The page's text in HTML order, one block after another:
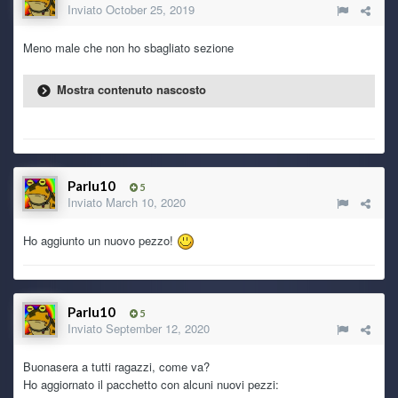
kaine
Ryoku
Che tu sia benedetto!
Ghost Rider
Ghost Rider
wee ryo! sai che forse ce l'ho ancora... fammi cercare sull'
HDD esterno
Ryoku
Inviato October 25, 2019
Meno male che non ho sbagliato sezione
Mostra contenuto nascosto
Parlu10 5
Inviato March 10, 2020
Ho aggiunto un nuovo pezzo!
Parlu10 5
Inviato September 12, 2020
Buonasera a tutti ragazzi, come va?
Ho aggiornato il pacchetto con alcuni nuovi pezzi: